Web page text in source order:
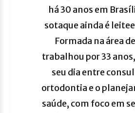
há 30 anos em
sotaque ainda é
Formada na área
trabalhou por 33
seu dia entre
ortodontia e o
saúde, com foco em